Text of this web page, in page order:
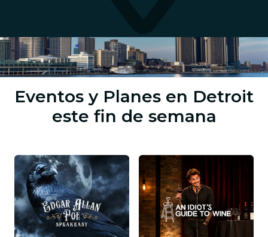
Eventos y Planes en Detroit
este fin de semana